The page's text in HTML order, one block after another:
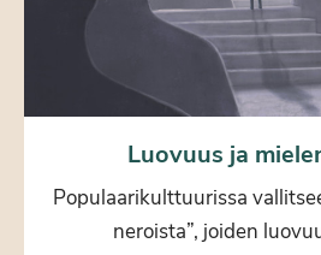
Luovuus ja
Populaarikulttuurissa
neroista”, joiden